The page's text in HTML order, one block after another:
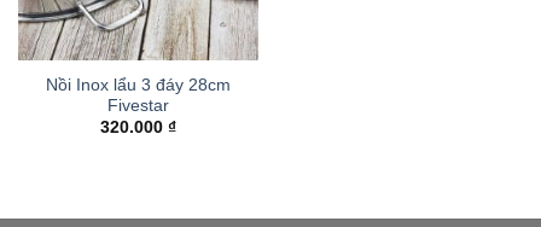
Nồi Inox lẩu 3 đáy 28cm
Fivestar
320.000 ₫